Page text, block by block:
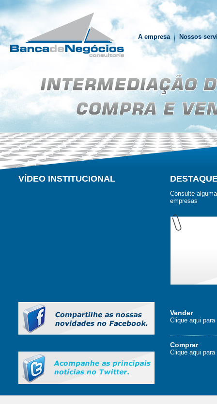
A empresa
A empresa
Nossos
Nossos
VÍDEO INSTITUCIONAL
Consulte
empresas
Vender
Clique aqui
Comprar
Clique aqui